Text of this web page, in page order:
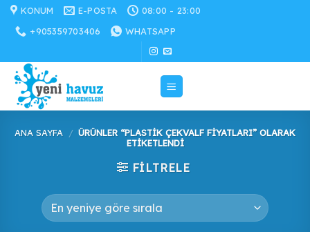
İçeriğe
atla
KONUM E-POSTA
08:00 - 23:00
+905359703406
WHATSAPP
ANA SAYFA / ÜRÜNLER “PLASTIK ÇEKVALF FIYATLARI” OLARAK
ETIKETLENDI
FILTRELE